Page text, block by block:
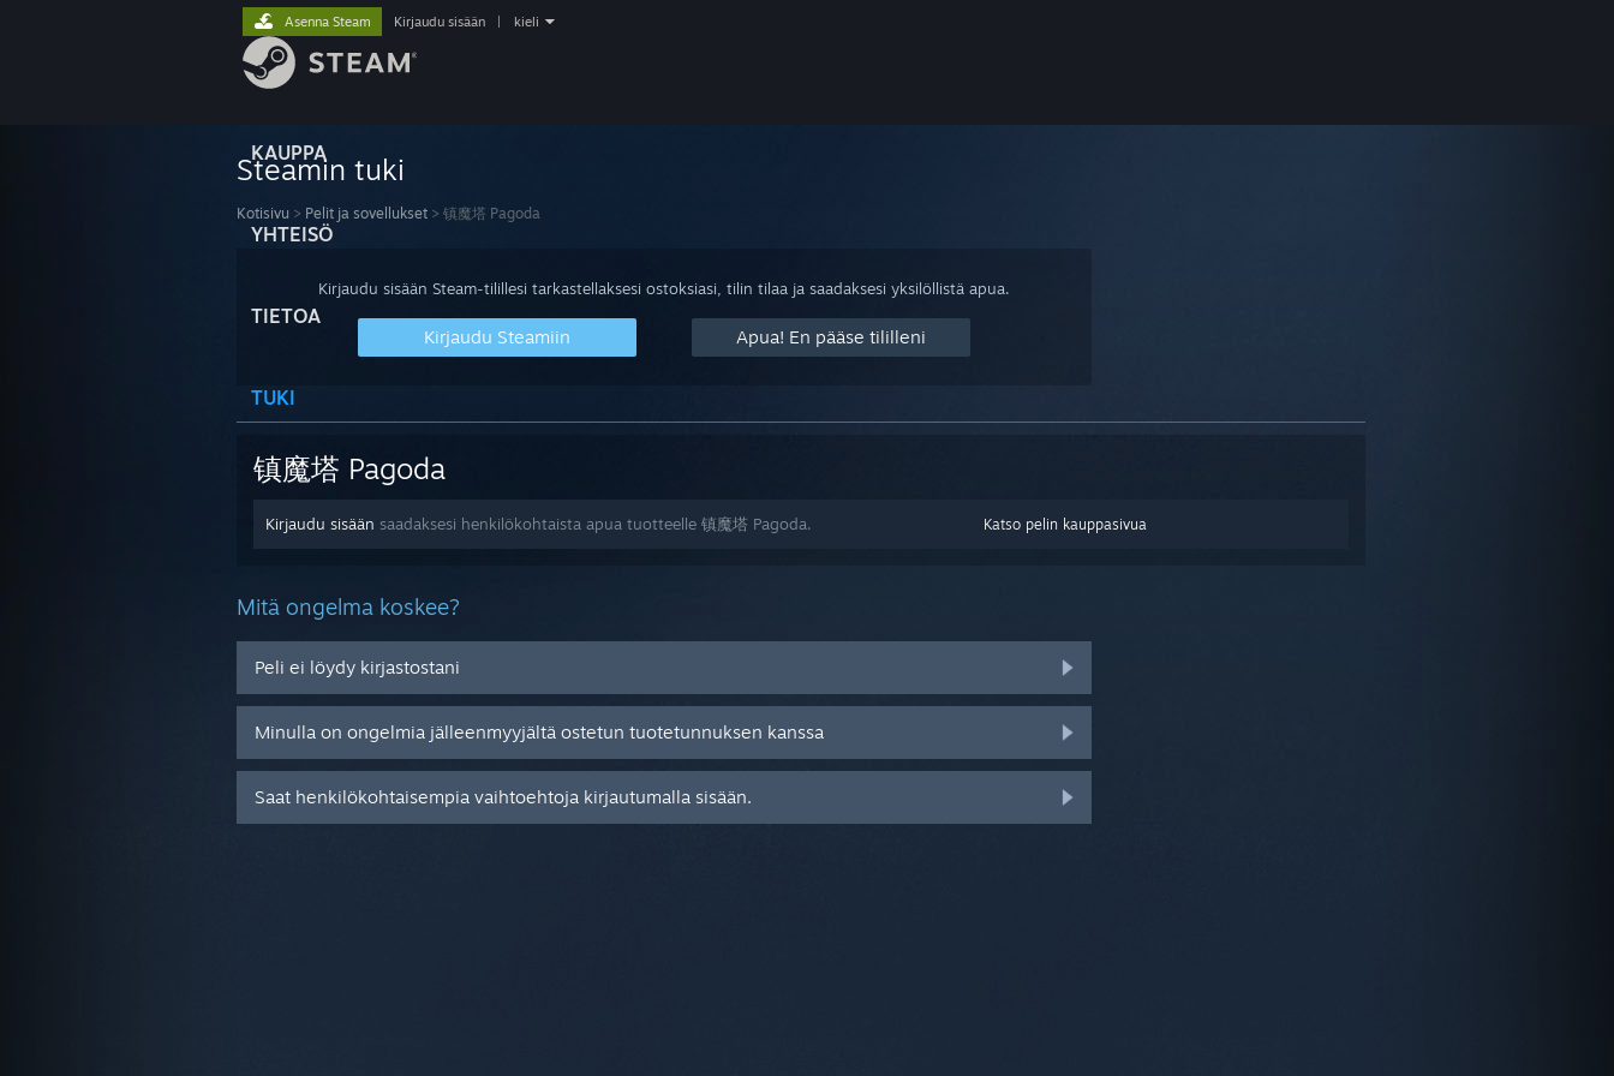
KAUPPA
YHTEISÖ
TIETOA
TUKI
Asenna Steam Kirjaudu sisään kieli
Steamin tuki
Kotisivu > Pelit ja sovellukset > 镇魔塔 Pagoda
Kirjaudu sisään Steam-tilillesi tarkastellaksesi ostoksiasi, tilin tilaa ja saadaksesi yksilöllistä apua.
Kirjaudu Steamiin Apua! En pääse tililleni
镇魔塔 Pagoda
Katso pelin kauppasivua
Kirjaudu sisään saadaksesi henkilökohtaista apua tuotteelle 镇魔塔 Pagoda.
Mitä ongelma koskee?
Peli ei löydy kirjastostani
Minulla on ongelmia jälleenmyyjältä ostetun tuotetunnuksen kanssa
Saat henkilökohtaisempia vaihtoehtoja kirjautumalla sisään.